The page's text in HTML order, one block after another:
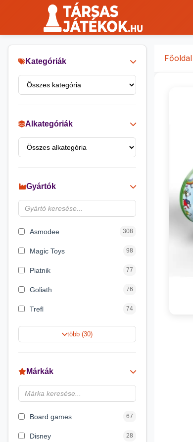
Kategóriák
Alkategóriák
Gyártók
Asmodee 308
Magic Toys 98
Piatnik 77
Goliath 76
Trefl 74
Keller&Mayer 60
Spin Master
Delta Vision 28
több (30)
Márkák
Board games 67
Disney 28
Főoldal